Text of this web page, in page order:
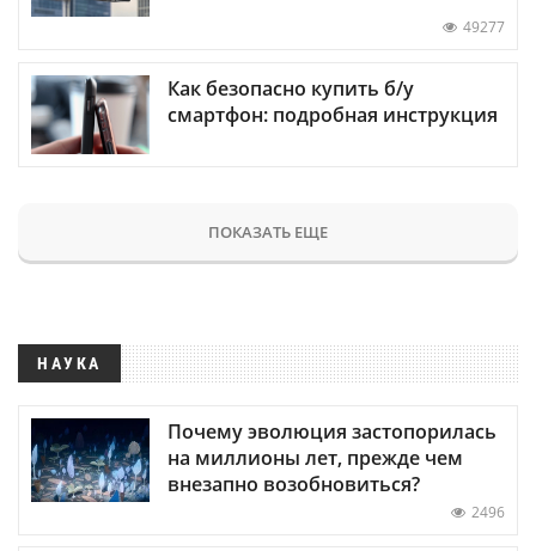
49277
Как безопасно купить б/у
смартфон: подробная инструкция
ПОКАЗАТЬ ЕЩЕ
НАУКА
Почему эволюция застопорилась
на миллионы лет, прежде чем
внезапно возобновиться?
2496